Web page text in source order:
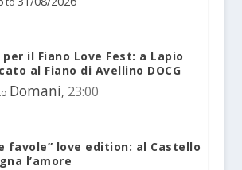
il Fiano Love Fest: a Lapio
al Fiano di Avellino DOCG
Domani, 23:00
favole” love edition: al Castello
l’amore